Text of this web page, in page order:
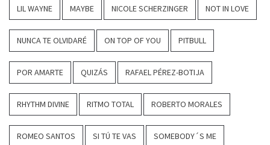
LIL WAYNE MAYBE NICOLE SCHERZINGER NOT IN LOVE
NUNCA TE OLVIDARÉ ON TOP OF YOU PITBULL
POR AMARTE QUIZÁS RAFAEL PÉREZ-BOTIJA
RHYTHM DIVINE RITMO TOTAL ROBERTO MORALES
ROMEO SANTOS SI TÚ TE VAS SOMEBODY´S ME